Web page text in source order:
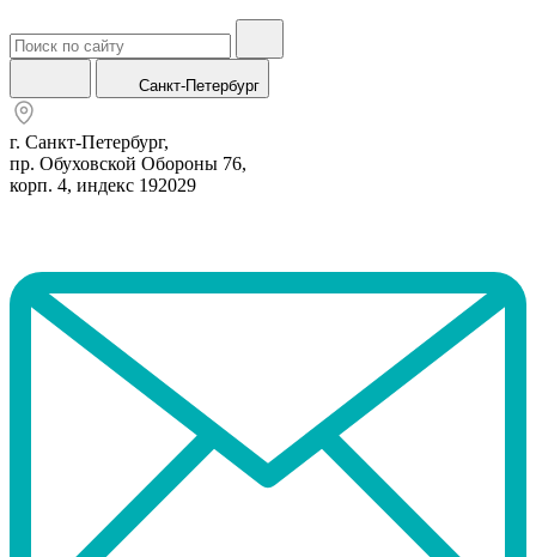
Санкт-Петербург
г. Санкт-Петербург,
пр. Обуховской Обороны 76,
корп. 4, индекс 192029